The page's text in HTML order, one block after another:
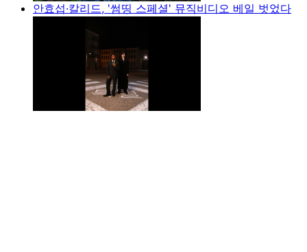
안효섭·칼리드, '썸띵 스페셜' 뮤직비디오 베일 벗었다